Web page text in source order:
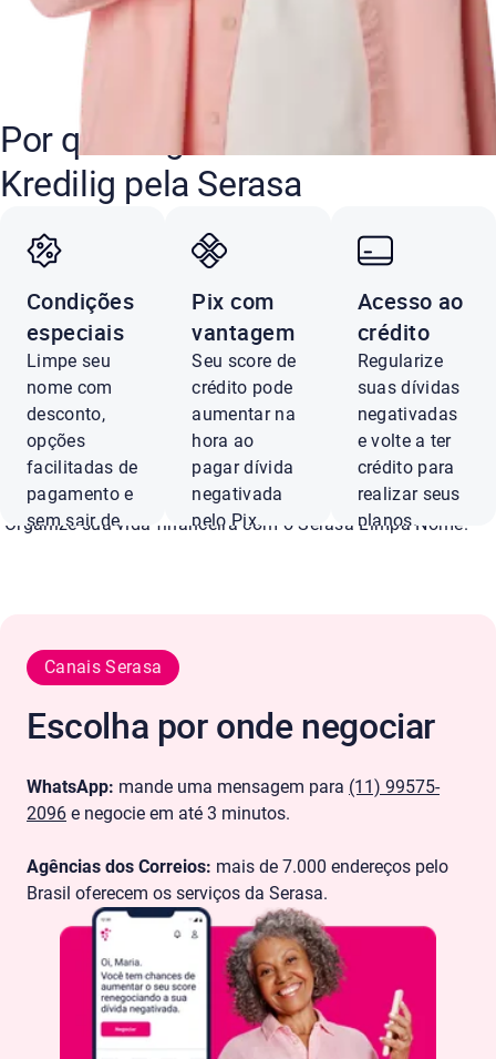
Negocie dívidas
Kredilig com até
de desconto
Organize sua vida financeira com o Serasa Limpa Nome.
Conferir ofertas
Por que negociar suas dívidas
Kredilig pela Serasa
Condições
especiais
Limpe seu
nome com
desconto,
opções
facilitadas de
pagamento e
sem sair de
Pix com
vantagem
Seu score de
crédito pode
aumentar na
hora ao
pagar dívida
negativada
pelo Pix.
Acesso ao
crédito
Regularize
suas dívidas
negativadas
e volte a ter
crédito para
realizar seus
planos.
Canais Serasa
Escolha por onde negociar
WhatsApp: mande uma mensagem para (11) 99575-
2096 e negocie em até 3 minutos.
Agências dos Correios: mais de 7.000 endereços pelo
Brasil oferecem os serviços da Serasa.